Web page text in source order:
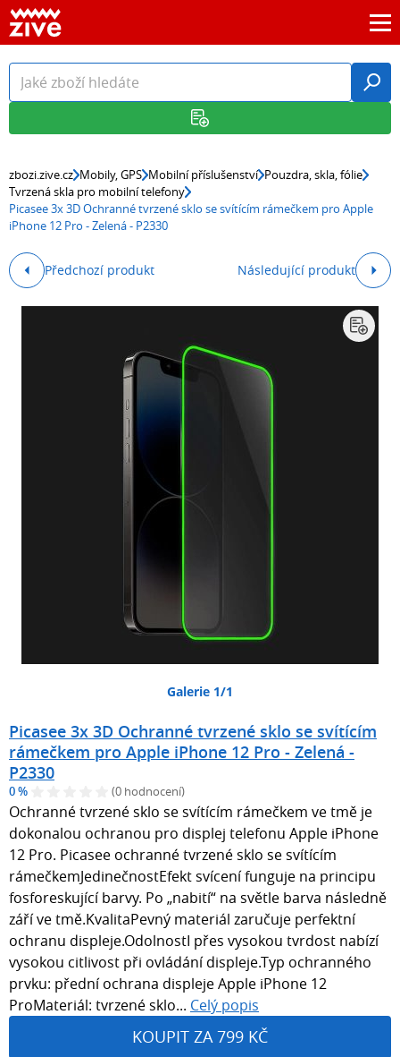
zbozi.zive.cz Mobily, GPS Mobilní příslušenství Pouzdra, skla, fólie
Tvrzená skla pro mobilní telefony
Picasee 3x 3D Ochranné tvrzené sklo se svítícím rámečkem pro Apple
iPhone 12 Pro - Zelená - P2330
Předchozí produkt Následující produkt
Galerie 1/1
Picasee 3x 3D Ochranné tvrzené sklo se svítícím
rámečkem pro Apple iPhone 12 Pro - Zelená -
P2330
0 % (0 hodnocení)
Ochranné tvrzené sklo se svítícím rámečkem ve tmě je
dokonalou ochranou pro displej telefonu Apple iPhone
12 Pro. Picasee ochranné tvrzené sklo se svítícím
rámečkemJedinečnostEfekt svícení funguje na principu
fosforeskující barvy. Po „nabití“ na světle barva následně
září ve tmě.KvalitaPevný materiál zaručuje perfektní
ochranu displeje.OdolnostI přes vysokou tvrdost nabízí
vysokou citlivost při ovládání displeje.Typ ochranného
prvku: přední ochrana displeje Apple iPhone 12
ProMateriál: tvrzené sklo... Celý popis
KOUPIT ZA 799 KČ